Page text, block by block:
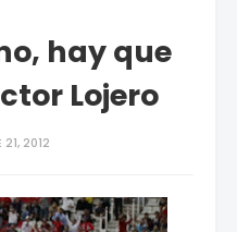
hay que
Lojero
21, 2012